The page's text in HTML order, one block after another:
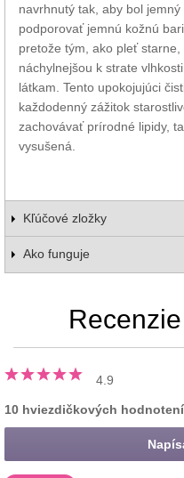
navrhnutý tak, aby bol
podporovať jemnú kožnú
pretože tým, ako pleť
náchylnejšou k strate
látkam. Tento upokojujúci
každodenný zážitok
zachovávať prírodné lipidy,
vysušená.
Kľúčové zložky
Ako funguje
Recenzie
4.9
10 hviezdičkových hodnotení